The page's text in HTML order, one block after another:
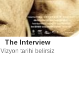
The Interview
Vizyon tarihi belirsiz